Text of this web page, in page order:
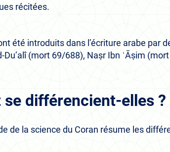
récitées.
été introduits dans l’écriture arabe par
Du’alî (mort 69/688), Naṣr Ibn ʿĀṣim
se différencient-elles ?
de la science du Coran résume les